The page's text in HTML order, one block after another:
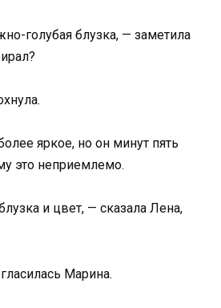
голубая блузка, — заметила
яркое, но он минут пять
это неприемлемо.
и цвет, — сказала Лена,
Марина.